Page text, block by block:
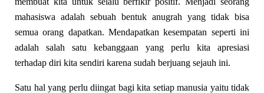
mahasiswa adalah sebuah bentuk anugrah yang tidak bisa
semua orang dapatkan. Mendapatkan kesempatan seperti ini
adalah salah satu kebanggaan yang perlu kita apresiasi
terhadap diri kita sendiri karena sudah berjuang sejauh ini.
Satu hal yang perlu diingat bagi kita setiap manusia yaitu tidak